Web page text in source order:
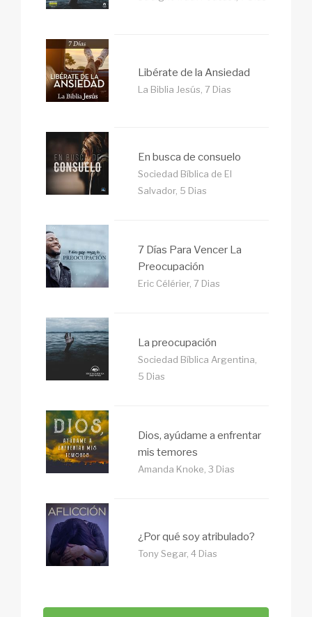
Libérate de la Ansiedad
La Biblia Jesús, 7 Dias
En busca de consuelo
Sociedad Bíblica de El
Salvador, 5 Dias
7 Días Para Vencer La
Preocupación
Eric Célérier, 7 Dias
La preocupación
Sociedad Bíblica Argentina,
5 Dias
Dios, ayúdame a enfrentar
mis temores
Amanda Knoke, 3 Dias
¿Por qué soy atribulado?
Tony Segar, 4 Dias